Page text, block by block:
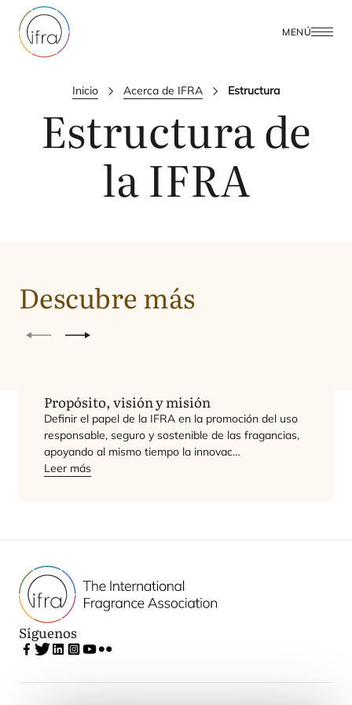
MENÚ
Inicio Acerca de IFRA Estructura
Estructura de
laIFRA
Descubre más
AnteriorSiguiente
Purpose
Vision
Mission
Propósito, visión y misión
Defi­nir el papel de la IFRA en la pro­mo­ción del uso
res­pon­sa­ble, segu­ro y sos­te­ni­ble de las fra­gan­cias,
apo­yan­do al mis­mo tiem­po la innovac…
Leer más
Síguenos